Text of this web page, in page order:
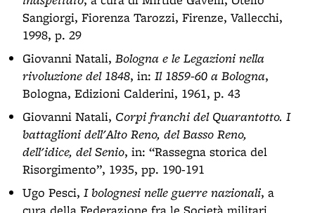
Sangiorgi, Fiorenza Tarozzi, Firenze, Vallecchi,
1998, p. 29
Giovanni Natali, Bologna e le Legazioni nella
rivoluzione del 1848, in: Il 1859-60 a Bologna,
Bologna, Edizioni Calderini, 1961, p. 43
Giovanni Natali, Corpi franchi del Quarantotto. I
battaglioni dell'Alto Reno, del Basso Reno,
dell'idice, del Senio, in: “Rassegna storica del
Risorgimento”, 1935, pp. 190-191
Ugo Pesci, I bolognesi nelle guerre nazionali, a